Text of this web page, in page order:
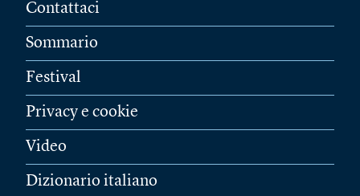
Contattaci
Sommario
Festival
Privacy e cookie
Video
Dizionario italiano